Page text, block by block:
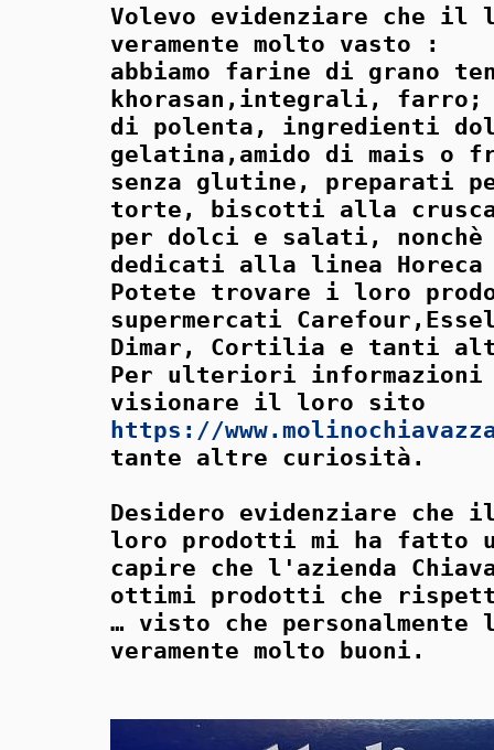
Volevo evidenziare che il
veramente molto vasto :
abbiamo farine di grano
khorasan,integrali,
di polenta, ingredienti
gelatina,amido di mais o
senza glutine, preparati
torte, biscotti alla
per dolci e salati,
dedicati alla linea Horeca
Potete trovare i loro
supermercati
Dimar, Cortilia e tanti
Per ulteriori
visionare il loro sito
https://
tante altre curiosità.
Desidero evidenziare che
loro prodotti mi ha fatto
capire che l'azienda
ottimi prodotti che
… visto che
veramente molto buoni.